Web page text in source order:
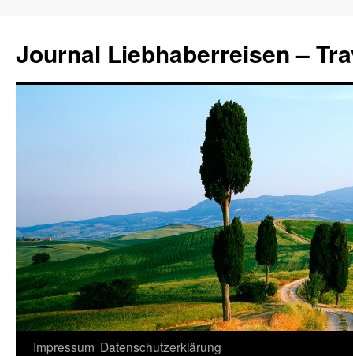
Journal Liebhaberreisen –
Zum
Impressum Datenschutzerklärung